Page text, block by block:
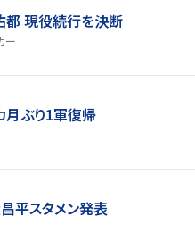
都 現役続行を決断
ー
月ぶり1軍復帰
平スタメン発表